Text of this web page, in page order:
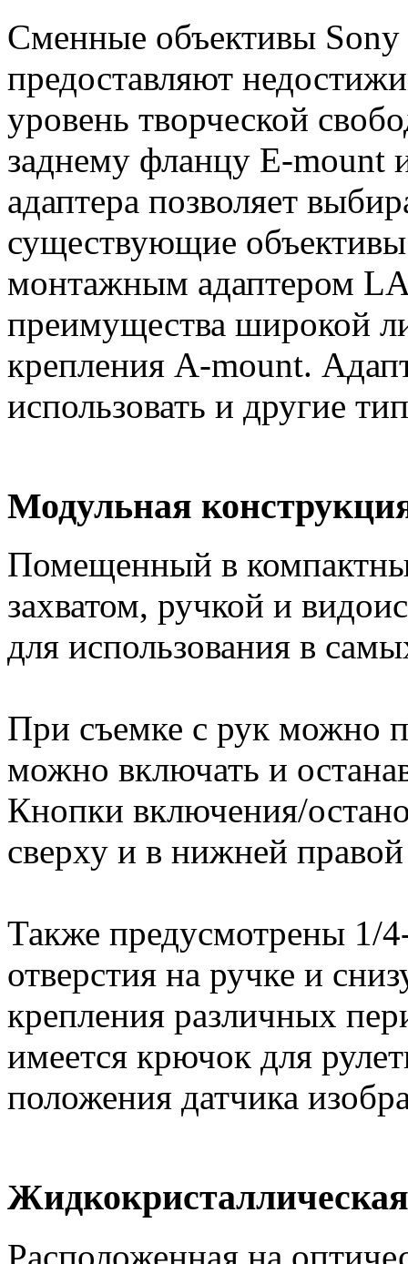
Сменные объективы
предоставляют
уровень творческой
заднему фланцу E-mount
адаптера позволяет
существующие
монтажным адаптером
преимущества широкой
крепления A-mount.
использовать и другие
Модульная
Помещенный в
захватом, ручкой и
для использования в
При съемке с рук можно
можно включать и
Кнопки включения/
сверху и в нижней
Также предусмотрены 1/
отверстия на ручке и
крепления различных
имеется крючок для
положения датчика